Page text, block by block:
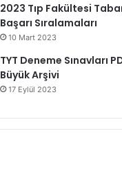
2023 Tıp Fakültesi
Başarı Sıralamaları
10 Mart 2023
TYT Deneme Sınavları
Büyük Arşivi
17 Eylül 2023